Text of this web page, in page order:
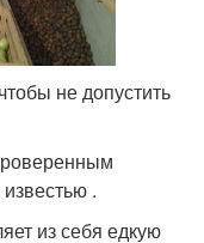
не допустить
.
из себя едкую